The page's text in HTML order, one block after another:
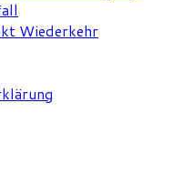
Wiederkehr